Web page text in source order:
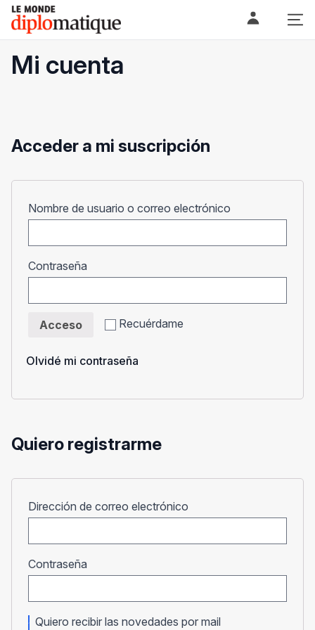
Skip
content
Le monde diplomatique
Mi cuenta
Acceder a mi suscripción
Nombre de usuario o correo electrónico
Contraseña
Recuérdame
Acceso
Olvidé mi contraseña
Quiero registrarme
Dirección de correo electrónico
Contraseña
Quiero recibir las novedades por mail